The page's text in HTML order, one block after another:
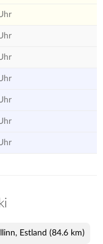
Estland (84.6 km)